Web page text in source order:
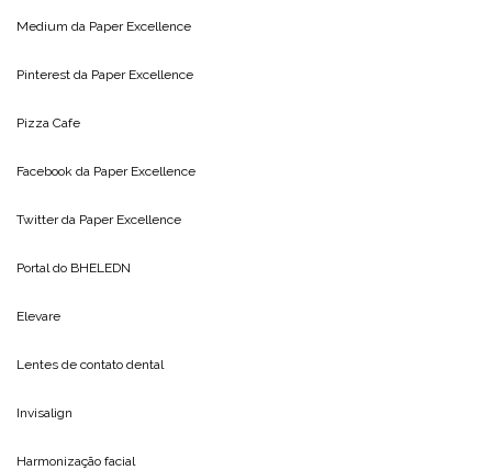
Medium da Paper Excellence
Pinterest da Paper Excellence
Pizza Cafe
Facebook da Paper Excellence
Twitter da Paper Excellence
Portal do BHELEDN
Elevare
Lentes de contato dental
Invisalign
Harmonização facial